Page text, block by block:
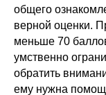
общего
верной оценки.
меньше 70
умственно
обратить
ему нужна